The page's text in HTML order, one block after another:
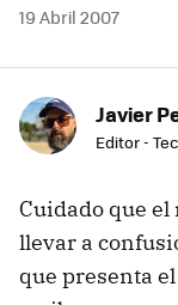
19 Abril 2007
Javier
Editor -
Cuidado que el
llevar a
que presenta